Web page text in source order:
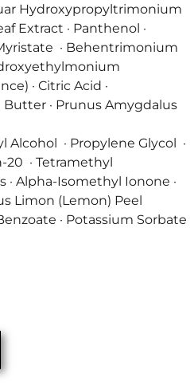
Hydroxypropyltrimonium
Extract · Panthenol ·
· Behentrimonium
· Citric Acid ·
· Prunus Amygdalus
Alcohol · Propylene Glycol ·
20 · Tetramethyl
Alpha-Isomethyl Ionone ·
Limon (Lemon) Peel
· Potassium Sorbate